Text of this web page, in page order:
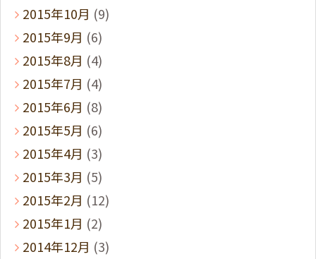
2015年10月 (9)
2015年9月 (6)
2015年8月 (4)
2015年7月 (4)
2015年6月 (8)
2015年5月 (6)
2015年4月 (3)
2015年3月 (5)
2015年2月 (12)
2015年1月 (2)
2014年12月 (3)